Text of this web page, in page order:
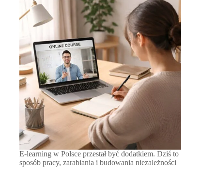
E-learning w Polsce przestał być dodatkiem. Dziś to
sposób pracy, zarabiania i budowania niezależności